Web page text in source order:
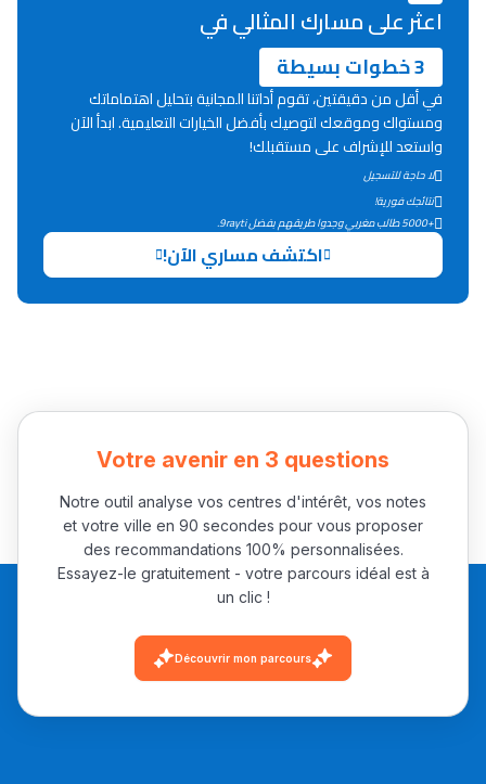
اعثر على مسارك المثالي في
3 خطوات بسيطة
في أقل من دقيقتين، تقوم أداتنا المجانية بتحليل اهتماماتك
ومستواك وموقعك لتوصيك بأفضل الخيارات التعليمية. ابدأ الآن
واستعد للإشراف على مستقبلك!
لا حاجة للتسجيل
نتائجك فورية!
+5000 طالب مغربي وجدوا طريقهم بفضل 9rayti.
اكتشف مساري الآن!
Votre avenir en 3 questions
Notre outil analyse vos centres d'intérêt, vos notes
et votre ville en 90 secondes pour vous proposer
des recommandations 100% personnalisées.
Essayez-le gratuitement - votre parcours idéal est à
un clic !
Découvrir mon parcours